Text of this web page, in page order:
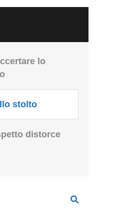
lo
stolto
distorce